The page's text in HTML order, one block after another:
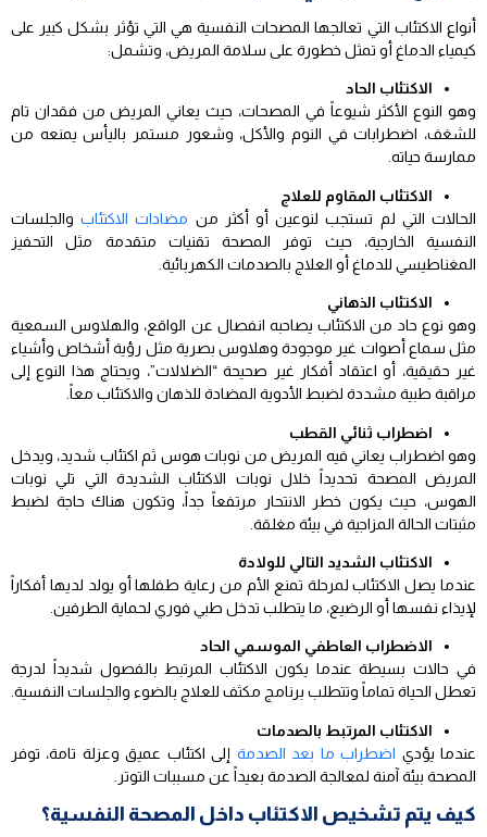
أنواع الاكتئاب التي تعالجها المصحات النفسية هي التي تؤثر بشكل كبير على
كيمياء الدماغ أو تمثل خطورة على سلامة المريض، وتشمل:
الاكتئاب الحاد
وهو النوع الأكثر شيوعاً في المصحات، حيث يعاني المريض من فقدان تام
للشغف، اضطرابات في النوم والأكل، وشعور مستمر باليأس يمنعه من
ممارسة حياته.
الاكتئاب المقاوم للعلاج
الحالات التي لم تستجب لنوعين أو أكثر من مضادات الاكتئابوالجلسات
النفسية الخارجية، حيث توفر المصحة تقنيات متقدمة مثل التحفيز
المغناطيسي للدماغ أو العلاج بالصدمات الكهربائية.
الاكتئاب الذهاني
وهو نوع حاد من الاكتئاب يصاحبه انفصال عن الواقع، والهلاوس السمعية
مثل سماع أصوات غير موجودة وهلاوس بصرية مثل رؤية أشخاص وأشياء
غير حقيقية، أو اعتقاد أفكار غير صحيحة “الضلالات”، ويحتاج هذا النوع إلى
مراقبة طبية مشددة لضبط الأدوية المضادة للذهان والاكتئاب معاً.
اضطراب ثنائي القطب
وهو اضطراب يعاني فيه المريض من نوبات هوس ثم اكتئاب شديد، ويدخل
المريض المصحة تحديداً خلال نوبات الاكتئاب الشديدة التي تلي نوبات
الهوس، حيث يكون خطر الانتحار مرتفعاً جداً، وتكون هناك حاجة لضبط
مثبتات الحالة المزاجية في بيئة مغلقة.
الاكتئاب الشديد التالي للولادة
عندما يصل الاكتئاب لمرحلة تمنع الأم من رعاية طفلها أو يولد لديها أفكاراً
لإيذاء نفسها أو الرضيع، ما يتطلب تدخل طبي فوري لحماية الطرفين.
الاضطراب العاطفي الموسمي الحاد
في حالات بسيطة عندما يكون الاكتئاب المرتبط بالفصول شديداً لدرجة
تعطل الحياة تماماً وتتطلب برنامج مكثف للعلاج بالضوء والجلسات النفسية.
الاكتئاب المرتبط بالصدمات
عندما يؤدي اضطراب ما بعد الصدمة إلى اكتئاب عميق وعزلة تامة، توفر
المصحة بيئة آمنة لمعالجة الصدمة بعيداً عن مسببات التوتر.
كيف يتم تشخيص الاكتئاب داخل المصحة النفسية؟